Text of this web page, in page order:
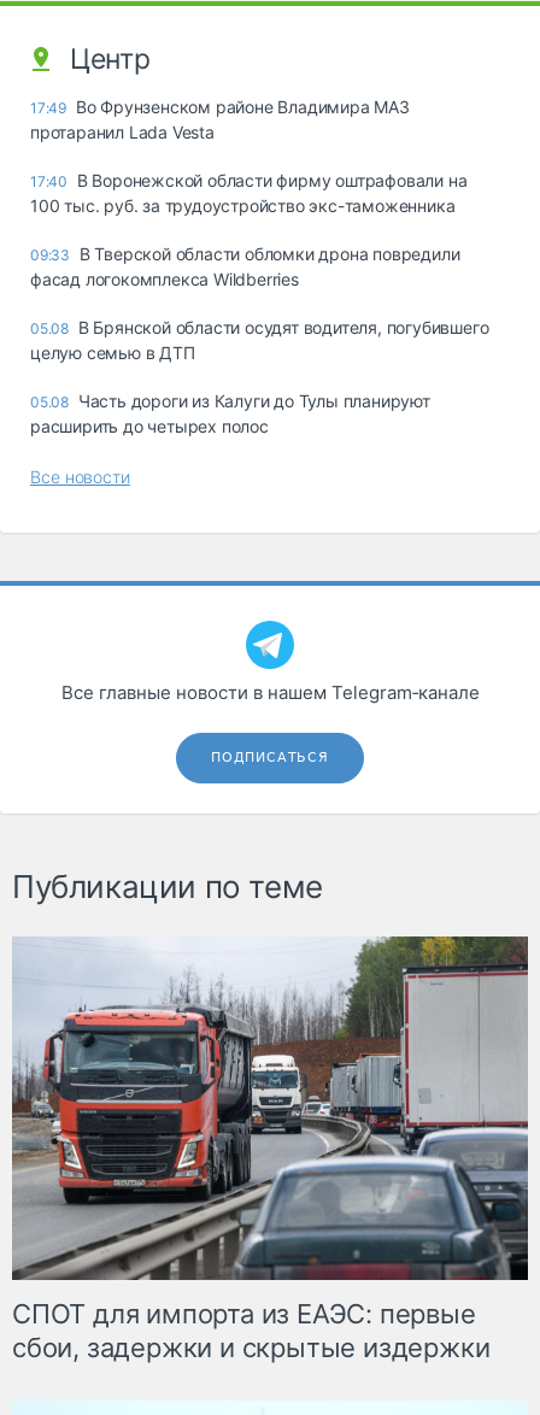
Центр
17:49 Во Фрунзенском районе Владимира МАЗ
протаранил Lada Vesta
17:40
В Воронежской области фирму оштрафовали на
100 тыс. руб. за трудоустройство экс-таможенника
09:33
В Тверской области обломки дрона повредили
фасад логокомплекса Wildberries
05.08 В Брянской области осудят водителя, погубившего
целую семью в ДТП
05.08 Часть дороги из Калуги до Тулы планируют
расширить до четырех полос
Все новости
Все главные новости в нашем Telegram‑канале
ПОДПИСАТЬСЯ
Публикации по теме
СПОТ для импорта из ЕАЭС: первые
сбои, задержки и скрытые издержки